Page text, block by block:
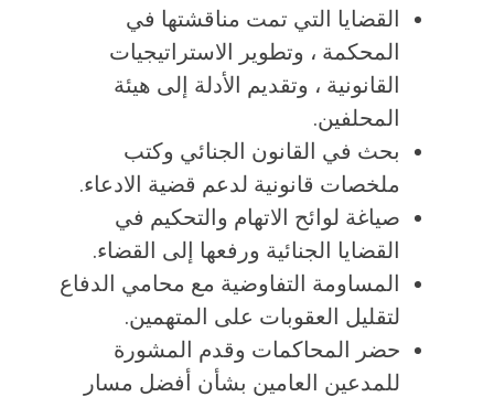
القضايا التي تمت مناقشتها في
المحكمة ، وتطوير الاستراتيجيات
القانونية ، وتقديم الأدلة إلى هيئة
المحلفين.
بحث في القانون الجنائي وكتب
ملخصات قانونية لدعم قضية الادعاء.
صياغة لوائح الاتهام والتحكيم في
القضايا الجنائية ورفعها إلى القضاء.
المساومة التفاوضية مع محامي الدفاع
لتقليل العقوبات على المتهمين.
حضر المحاكمات وقدم المشورة
للمدعين العامين بشأن أفضل مسار